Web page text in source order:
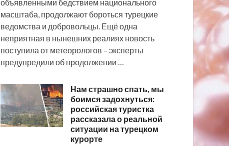
объявленными бедствием национального
масштаба, продолжают бороться турецкие
ведомства и добровольцы. Ещё одна
неприятная в нынешних реалиях новость
поступила от метеорологов – эксперты
предупредили об продолжении …
Нам страшно спать, мы
боимся задохнуться:
российская туристка
рассказала о реальной
ситуации на турецком
курорте